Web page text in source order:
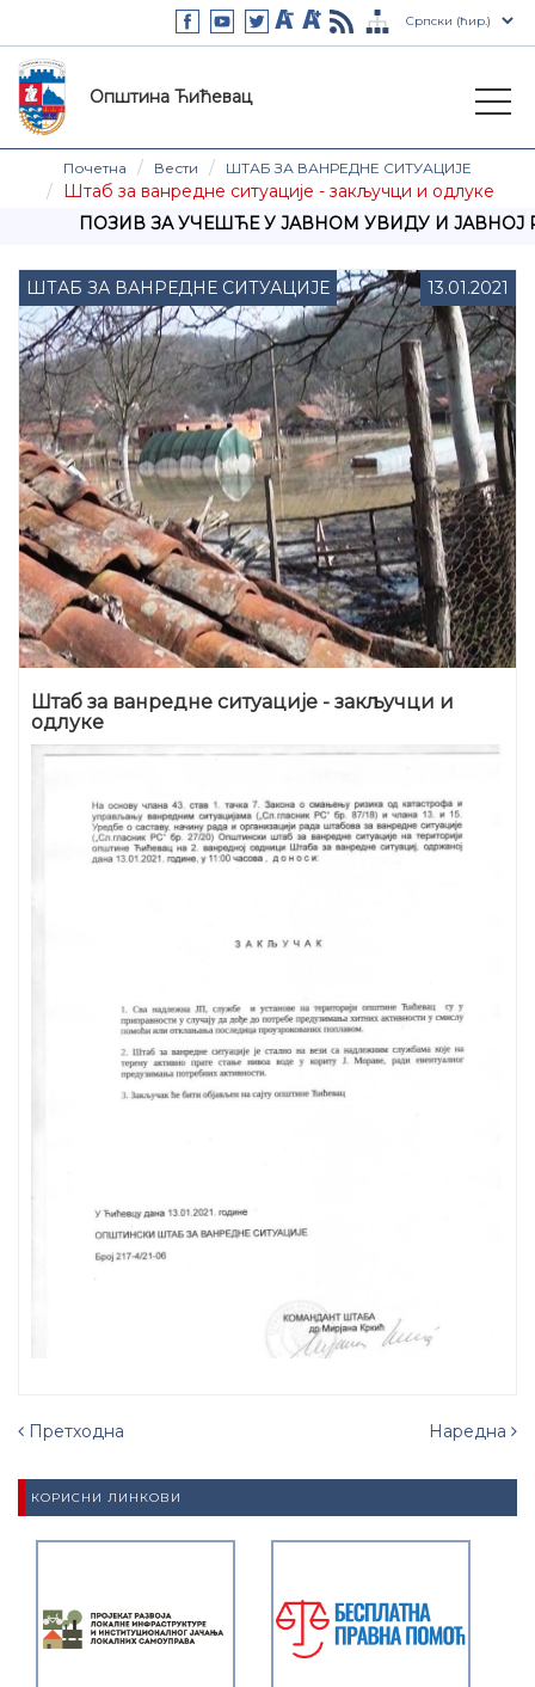
Општина Ћићевац
Почетна Вести ШТАБ ЗА ВАНРЕДНЕ СИТУАЦИЈЕ
Штаб за ванредне ситуације - закључци и одлуке
ПОЗИВ ЗА УЧЕШЋЕ У ЈАВНОМ УВИДУ И ЈАВНОЈ
ШТАБ ЗА ВАНРЕДНЕ СИТУАЦИЈЕ 13.01.2021
Штаб за ванредне ситуације - закључци и
одлуке
Претходна Наредна
КОРИСНИ ЛИНКОВИ